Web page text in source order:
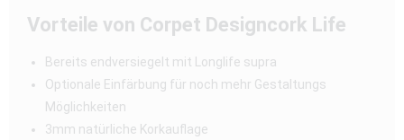
Vorteile von Corpet Designcork Life
Bereits endversiegelt mit Longlife supra
Optionale Einfärbung für noch mehr Gestaltungs
Möglichkeiten
3mm natürliche Korkauflage